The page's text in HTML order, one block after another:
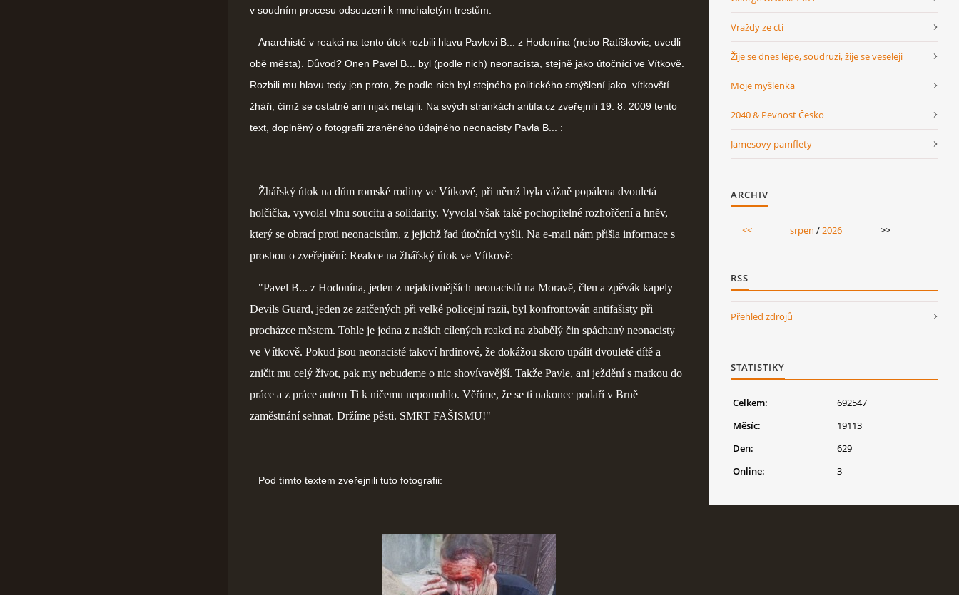
v soudním procesu odsouzeni k mnohaletým trestům.
Anarchisté v reakci na tento útok rozbili hlavu Pavlovi B... z Hodonína (nebo Ratíškovic, uvedli
obě města). Důvod? Onen Pavel B... byl (podle nich) neonacista, stejně jako útočníci ve Vítkově.
Rozbili mu hlavu tedy jen proto, že podle nich byl stejného politického smýšlení jako vítkovští
žháři, čímž se ostatně ani nijak netajili. Na svých stránkách antifa.cz zveřejnili 19. 8. 2009 tento
text, doplněný o fotografii zraněného údajného neonacisty Pavla B... :
Žhářský útok na dům romské rodiny ve Vítkově, při němž byla vážně popálena dvouletá
holčička, vyvolal vlnu soucitu a solidarity. Vyvolal však také pochopitelné rozhořčení a hněv,
který se obrací proti neonacistům, z jejichž řad útočníci vyšli. Na e-mail nám přišla informace s
prosbou o zveřejnění: Reakce na žhářský útok ve Vítkově:
"Pavel B... z Hodonína, jeden z nejaktivnějších neonacistů na Moravě, člen a zpěvák kapely
Devils Guard, jeden ze zatčených při velké policejní razii, byl konfrontován antifašisty při
procházce městem. Tohle je jedna z našich cílených reakcí na zbabělý čin spáchaný neonacisty
ve Vítkově. Pokud jsou neonacisté takoví hrdinové, že dokážou skoro upálit dvouleté dítě a
zničit mu celý život, pak my nebudeme o nic shovívavější. Takže Pavle, ani ježdění s matkou do
práce a z práce autem Ti k ničemu nepomohlo. Věříme, že se ti nakonec podaří v Brně
zaměstnání sehnat. Držíme pěsti. SMRT FAŠISMU!"
Pod tímto textem zveřejnili tuto fotografii:
Vraždy ze cti
Žije se dnes lépe, soudruzi, žije se veseleji
Moje myšlenka
2040 & Pevnost Česko
Jamesovy pamflety
ARCHIV
<< srpen /2026 >>
RSS
Přehled zdrojů
STATISTIKY
Online: 3
Celkem:
692547
Měsíc:
19113
Den:
629